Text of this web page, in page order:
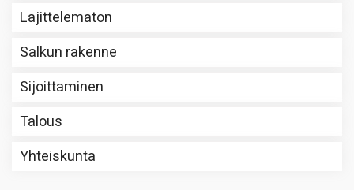
Lajittelematon
Salkun rakenne
Sijoittaminen
Talous
Yhteiskunta